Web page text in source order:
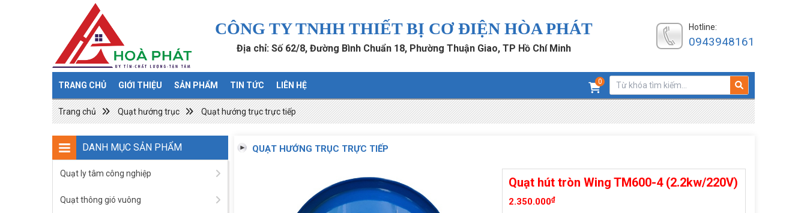
CÔNG TY TNHH THIẾT BỊ CƠ ĐIỆN HÒA PHÁT
Địa chỉ: Số 62/8, Đường Bình Chuẩn 18, Phường Thuận Giao, TP Hồ Chí Minh
Hotline:
0943948161
TRANG CHỦ GIỚI THIỆU SẢN PHẨM TIN TỨC LIÊN HỆ 0
Trang chủ Quạt hướng trục Quạt hướng trục trực tiếp
DANH MỤC SẢN PHẨM
Quạt ly tâm công nghiệp
Quạt thông gió vuông
QUẠT HƯỚNG TRỤC TRỰC TIẾP
Quạt hút tròn Wing TM600-4 (2.2kw/220V)
2.350.000₫